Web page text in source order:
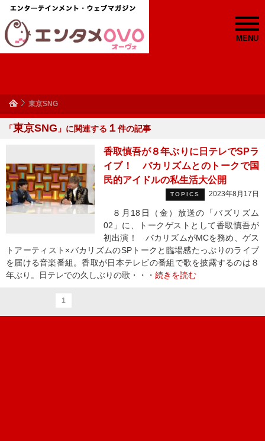
MENU
東京SNG
「東京SNG 」に関連する １ 件の記事
香取慎吾が８年ぶりに日テレでSPラ
イブ！ バカリズムとのトークで国
民的アイドルの私生活大公開
TOPICS 2023年8月17日
８月18日（金）放送の「バズリズム
02」に、トークゲストとして香取慎吾が
初出演！ バカリズムがMCを務め、ゲス
トアーティスト×バカリズムのSPトークと臨場感たっぷりのライブ
を届ける音楽番組。香取が日本テレビの番組で歌を披露するのは８
年ぶり。日テレでの久しぶりの歌・・・ 続きを読む
1